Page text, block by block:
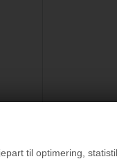
til optimering,